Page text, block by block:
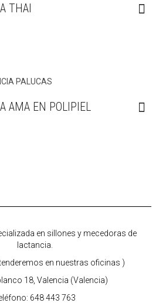
THAI
AMA EN POLIPIEL
en sillones y mecedoras de
lactancia.
en nuestras oficinas )
18, Valencia (Valencia)
648 443 763